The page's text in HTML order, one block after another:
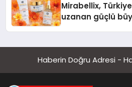
Mirabellix,
uzanan güçlü
Haberin Doğru Adresi -